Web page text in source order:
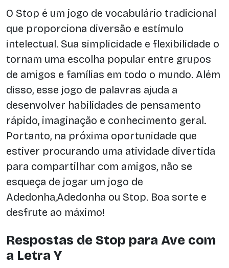
O Stop é um jogo de vocabulário tradicional
que proporciona diversão e estímulo
intelectual. Sua simplicidade e flexibilidade o
tornam uma escolha popular entre grupos
de amigos e famílias em todo o mundo. Além
disso, esse jogo de palavras ajuda a
desenvolver habilidades de pensamento
rápido, imaginação e conhecimento geral.
Portanto, na próxima oportunidade que
estiver procurando uma atividade divertida
para compartilhar com amigos, não se
esqueça de jogar um jogo de
Adedonha,Adedonha ou Stop. Boa sorte e
desfrute ao máximo!
Respostas de Stop para Ave com
a Letra Y